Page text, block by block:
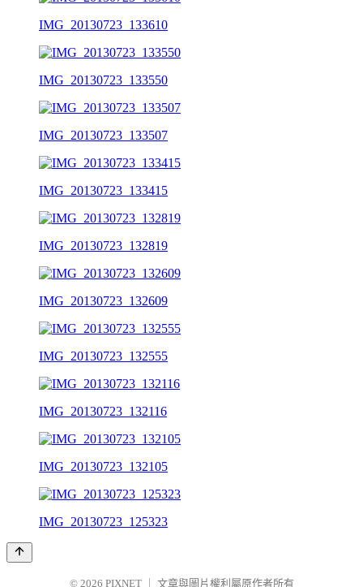
IMG_20130723_133610
IMG_20130723_133550
IMG_20130723_133507
IMG_20130723_133415
IMG_20130723_132819
IMG_20130723_132609
IMG_20130723_132555
IMG_20130723_132116
IMG_20130723_132105
IMG_20130723_125323
© 2026 PIXNET 文章與圖片權利屬原作者所有